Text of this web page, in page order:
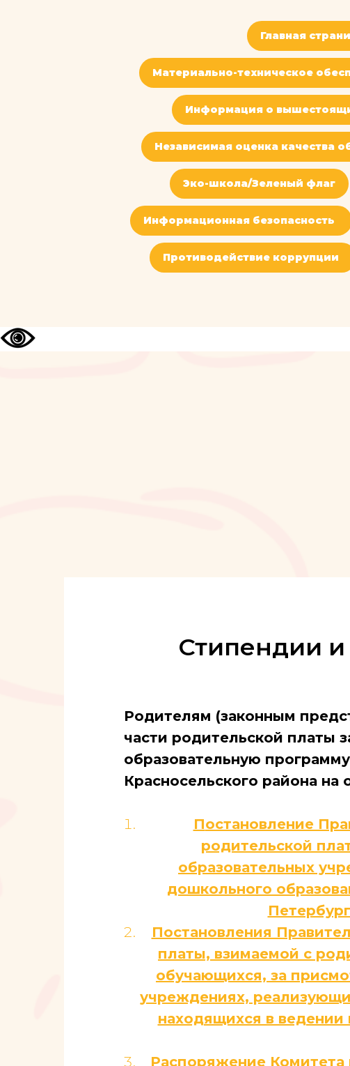
Главная
Материально-техническое
Информация о
Независимая оценка качества
Эко-школа/Зеленый флаг
Информационная безопасность
Противодействие коррупции
Стипендии
Родителям (законным
части родительской платы
образовательную
Красносельского района на
Постановление
родительской
образовательных
дошкольного
Постановления
платы, взимаемой с
обучающихся, за
учреждениях,
находящихся в ведении
Распоряжение Комитета